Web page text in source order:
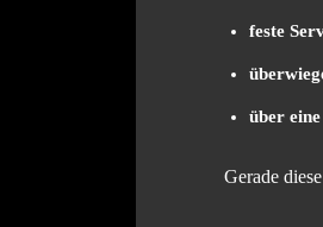
feste
über
Gerade